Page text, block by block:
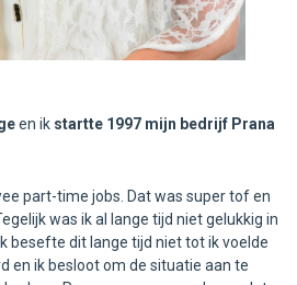
en ik startte 1997 mijn bedrijf Prana
part-time jobs. Dat was super tof en
was ik al lange tijd niet gelukkig in
besefte dit lange tijd niet tot ik voelde
en ik besloot om de situatie aan te